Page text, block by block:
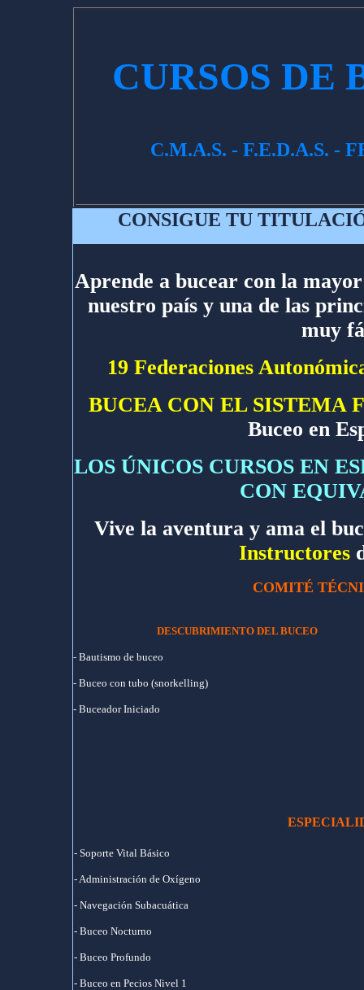
CURSOS DE
C.M.A.S. - F.E.D.A.S. -
CONSIGUE TU
Aprende a bucear con la
nuestro país y una de las
muy
19 Federaciones
BUCEA CON EL SISTEMA
Buceo en
LOS ÚNICOS CURSOS EN
CON
Vive la aventura y ama el
Instructores
COMITÉ
DESCUBRIMIENTO DEL BUCEO
- Bautismo de buceo
- Buceo con tubo (snorkelling)
- Buceador Iniciado
- Soporte Vital Básico
- Administración de Oxígeno
- Navegación Subacuática
- Buceo Nocturno
- Buceo Profundo
- Buceo en Pecios Nivel 1